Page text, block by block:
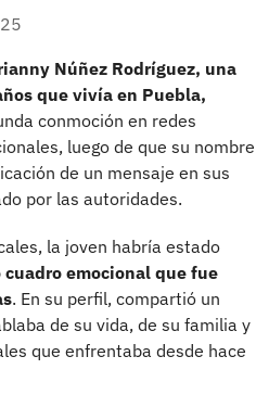
Núñez Rodríguez, una
que vivía en Puebla,
conmoción en redes
luego de que su nombre
de un mensaje en sus
por las autoridades.
la joven habría estado
emocional que fue
. En su perfil, compartió un
de su vida, de su familia y
que enfrentaba desde hace